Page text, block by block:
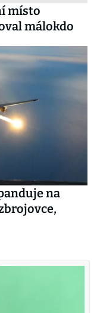
místo
málokdo
na